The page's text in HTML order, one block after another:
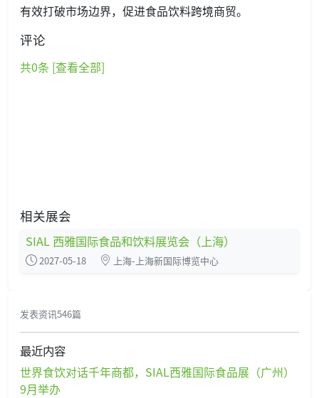
有效打破市场边界，促进食品饮料跨境商贸。
评论
共0条 [查看全部]
相关展会
SIAL 西雅国际食品和饮料展览会（上海）
2027-05-18 上海-上海新国际博览中心
发表资讯546篇
最近内容
世界食饮对话千年商都，SIAL西雅国际食品展（广州）
9月举办